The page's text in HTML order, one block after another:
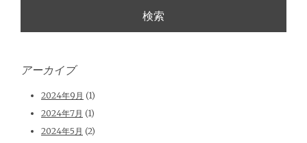
アーカイブ
2024年9月 (1)
2024年7月 (1)
2024年5月 (2)